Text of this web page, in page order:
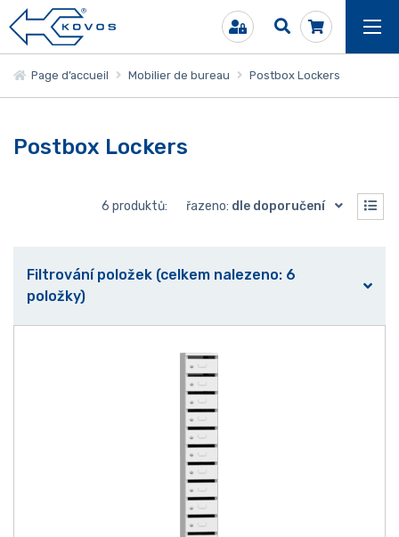
Page d’accueil Mobilier de bureau Postbox Lockers
Postbox Lockers
6 produktů: řazeno: dle doporučení
Filtrování položek (celkem nalezeno: 6
položky)